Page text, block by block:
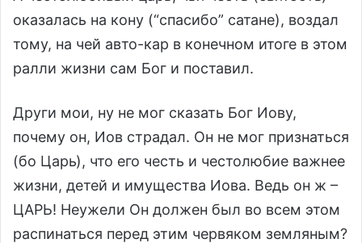
оказалась на кону (“спасибо” сатане), воздал
тому, на чей авто-кар в конечном итоге в этом
ралли жизни сам Бог и поставил.
Други мои, ну не мог сказать Бог Иову,
почему он, Иов страдал. Он не мог признаться
(бо Царь), что его честь и честолюбие важнее
жизни, детей и имущества Иова. Ведь он ж –
ЦАРЬ! Неужели Он должен был во всем этом
распинаться перед этим червяком земляным?